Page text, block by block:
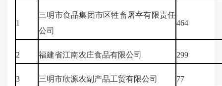
1
三明市食品集团市区牲畜屠宰有限责任
公司
464
2 福建省江南农庄食品有限公司 299
3 三明市欣源农副产品工贸有限公司 77